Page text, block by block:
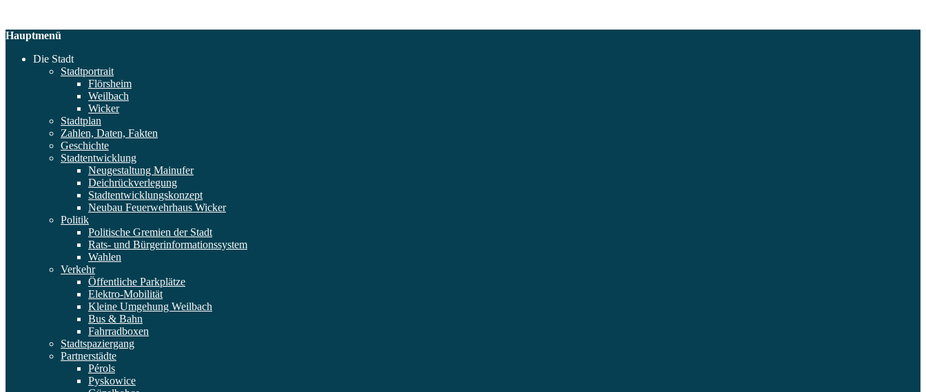
Hauptmenü
Die Stadt
Stadtportrait
Flörsheim
Weilbach
Wicker
Stadtplan
Zahlen, Daten, Fakten
Geschichte
Stadtentwicklung
Neugestaltung Mainufer
Deichrückverlegung
Stadtentwicklungskonzept
Neubau Feuerwehrhaus Wicker
Politik
Politische Gremien der Stadt
Rats- und Bürgerinformationssystem
Wahlen
Verkehr
Öffentliche Parkplätze
Elektro-Mobilität
Kleine Umgehung Weilbach
Bus & Bahn
Fahrradboxen
Stadtspaziergang
Partnerstädte
Pérols
Pyskowice